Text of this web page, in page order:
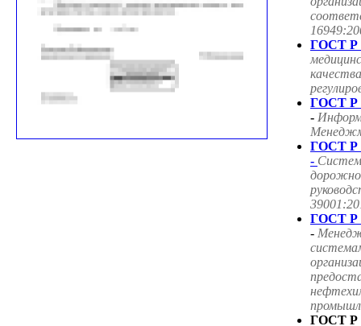
ГОСТ Р
ГОСТ Р
-
ГОСТ Р
-
ГОСТ Р
-
ГОСТ